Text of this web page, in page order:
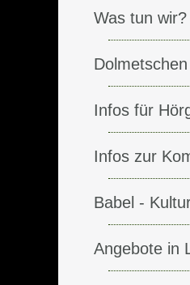
Was tun wir?
Dolmetschen
Infos für
Infos zur
Babel -
Angebote in